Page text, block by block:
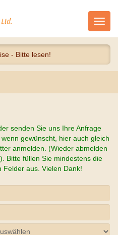
- Bitte lesen!
senden Sie uns Ihre Anfrage
gewünscht, hier auch gleich
anmelden. (Wieder abmelden
Bitte füllen Sie mindestens die
Felder aus. Vielen Dank!